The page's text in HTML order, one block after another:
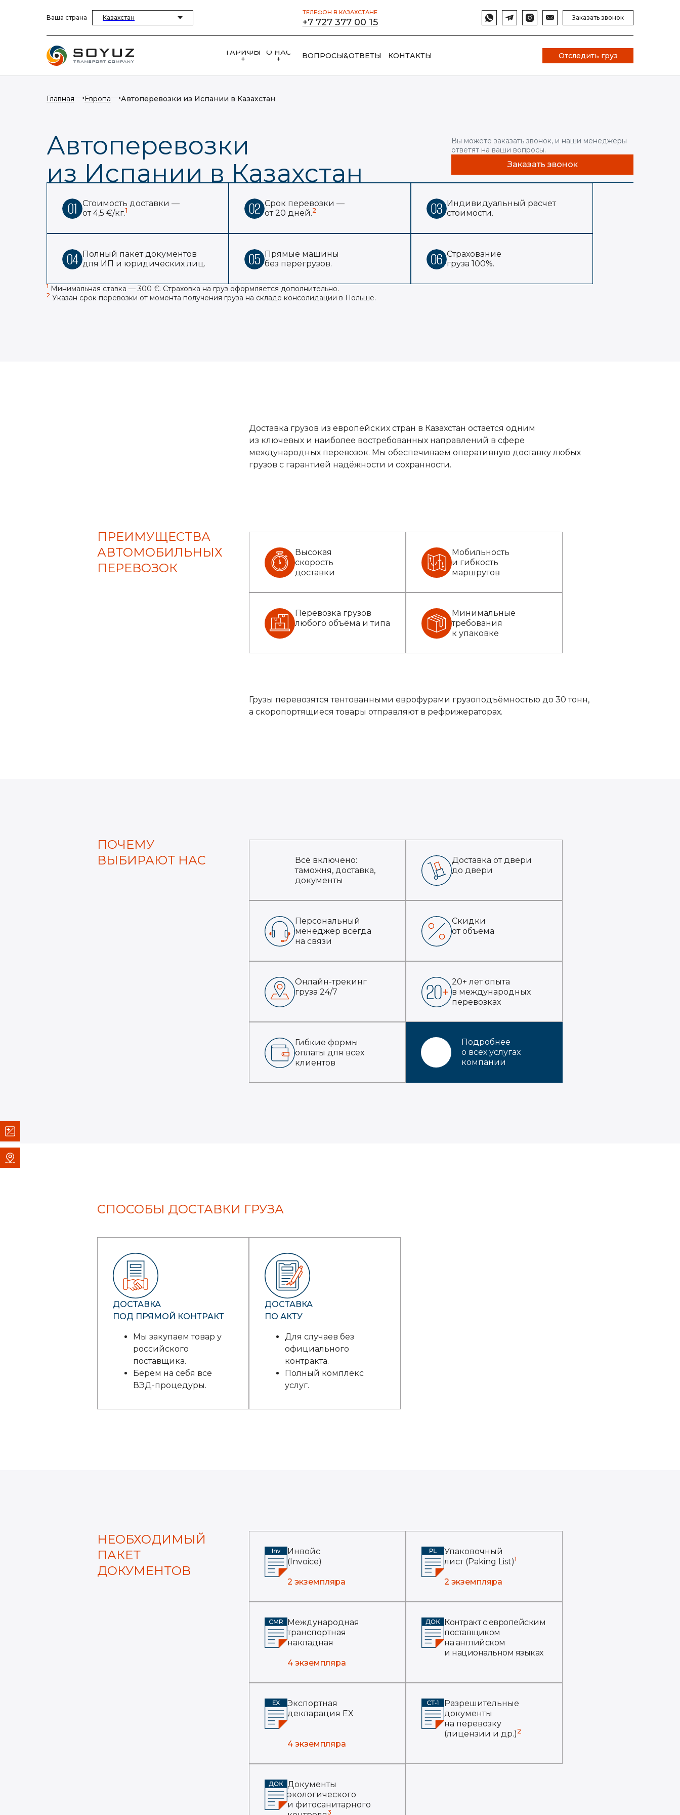
Отследить груз
+7 727 377 00 15
ТЕЛЕФОН В КАЗАХСТАНЕ
Заказать звонок
Ваша страна Казахстан
ТАРИФЫ
+
О НАС
+ ВОПРОСЫ&ОТВЕТЫ КОНТАКТЫ
Главная⟶Европа⟶Автоперевозки из Испании в Казахстан
Автоперевозки
из Испании в Казахстан
Стоимость доставки —
от 4,5 €/кг.1
Срок перевозки —
от 20 дней.2
Индивидуальный расчет
стоимости.
Полный пакет документов
для ИП и юридических лиц.
Прямые машины
без перегрузов.
Страхование
груза 100%.
1 Минимальная ставка — 300 €. Страховка на груз оформляется дополнительно.
2 Указан срок перевозки от момента получения груза на складе консолидации в Польше.
Вы можете заказать звонок, и наши менеджеры
ответят на ваши вопросы.
Заказать звонок
Доставка грузов из европейских стран в Казахстан остается одним
из ключевых и наиболее востребованных направлений в сфере
международных перевозок. Мы обеспечиваем оперативную доставку любых
грузов с гарантией надёжности и сохранности.
ПРЕИМУЩЕСТВА
АВТОМОБИЛЬНЫХ
ПЕРЕВОЗОК
Высокая
скорость
доставки
Мобильность
и гибкость
маршрутов
Перевозка грузов
любого объёма и типа
Минимальные
требования
к упаковке
Грузы перевозятся тентованными еврофурами грузоподъёмностью до 30 тонн,
а скоропортящиеся товары отправляют в рефрижераторах.
ПОЧЕМУ
ВЫБИРАЮТ НАС
Всё включено:
таможня, доставка,
документы
Доставка от двери
до двери
Персональный
менеджер всегда
на связи
Скидки
от объема
Онлайн-трекинг
груза 24/7
20+ лет опыта
в международных
перевозках
Гибкие формы
оплаты для всех
клиентов
Подробнее
о всех услугах
компании
СПОСОБЫ ДОСТАВКИ ГРУЗА
ДОСТАВКА
ПОД ПРЯМОЙ КОНТРАКТ
Мы закупаем товар у
российского
поставщика.
Берем на себя все
ВЭД-процедуры.
ДОСТАВКА
ПО АКТУ
Для случаев без
официального
контракта.
Полный комплекс
услуг.
НЕОБХОДИМЫЙ
ПАКЕТ
ДОКУМЕНТОВ
Инвойс
(Invoice)
2 экземпляра
Упаковочный
лист (Paking List)1
2 экземпляра
Международная
транспортная
накладная
4 экземпляра
Контракт с европейским
поставщиком
на английском
и национальном языках
Экспортная
декларация EX
4 экземпляра
Разрешительные
документы
на перевозку
(лицензии и др.)2
Документы
экологического
и фитосанитарного
3